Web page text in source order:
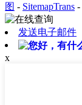
图 - SitemapTrans -
发送电子邮件
x